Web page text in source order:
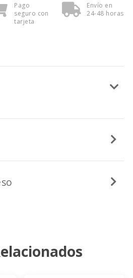
Pago
seguro con
tarjeta
Envío en
24-48 horas